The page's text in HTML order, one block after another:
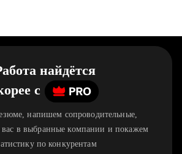
найдётся
c
напишем сопроводительные,
вас в выбранные компании и покажем
по конкурентам